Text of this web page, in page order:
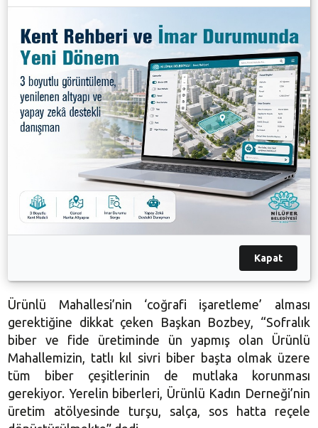
gösteren kişi ve kurumlara yönelik gerçekleştirilen
Nilüfer Tohum Takas Etkinliği’nde paylaşıma
sunulacak.
Hedef ekolojik tarımın yaygınlaştırılması
Yerel tohumun üretilmesi, çoğaltılması ve gelecek
nesillere aktarılması amacıyla böyle bir projeyi hayata
geçirdiklerini belirten Nilüfer Belediye Başkanı
Mustafa Bozbey, “Bunun yanında kentlileri, çocukları,
gençleri, dezavantajlı grupları tohum ve toprakla
buluşturmayı ve ekolojik koşullarda tarımsal üretim
Ürünlü Mahallesi’nin ‘coğrafi işaretleme’ alması
gerektiğine dikkat çeken Başkan Bozbey, “Sofralık
biber ve fide üretiminde ün yapmış olan Ürünlü
Mahallemizin, tatlı kıl sivri biber başta olmak üzere
tüm biber çeşitlerinin de mutlaka korunması
gerekiyor. Yerelin biberleri, Ürünlü Kadın Derneği’nin
üretim atölyesinde turşu, salça, sos hatta reçele
Kapat